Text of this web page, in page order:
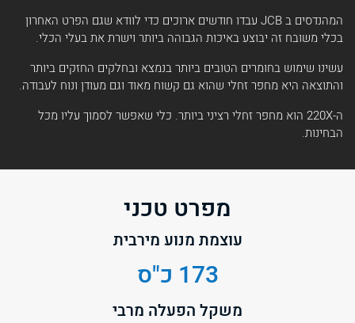
המהנדסים ב JCB עבדו חודשים ארוכים כדי לוודא שגם הפרט האחרון
בכלי משובח זה יבוצע באיכות הגבוהה ביותר וישרת את בעלי הכלי.
עשינו שימוש בחומרים הטובים ביותר בנמצא ובחלקים החזקים ביותר
והתוצאה היא מחפר זחלי שהוא גם קשוח מאוד וגם מעודן ונוח לעבודה.
ה-220X הוא מחפר זחלי רציני ביותר. כלי שאפשר לסמוך עליו מכל
הבחינות.
מפרט טכני
עוצמת מנוע מירבית
173 כ"ס
משקל הפעלה מרבי